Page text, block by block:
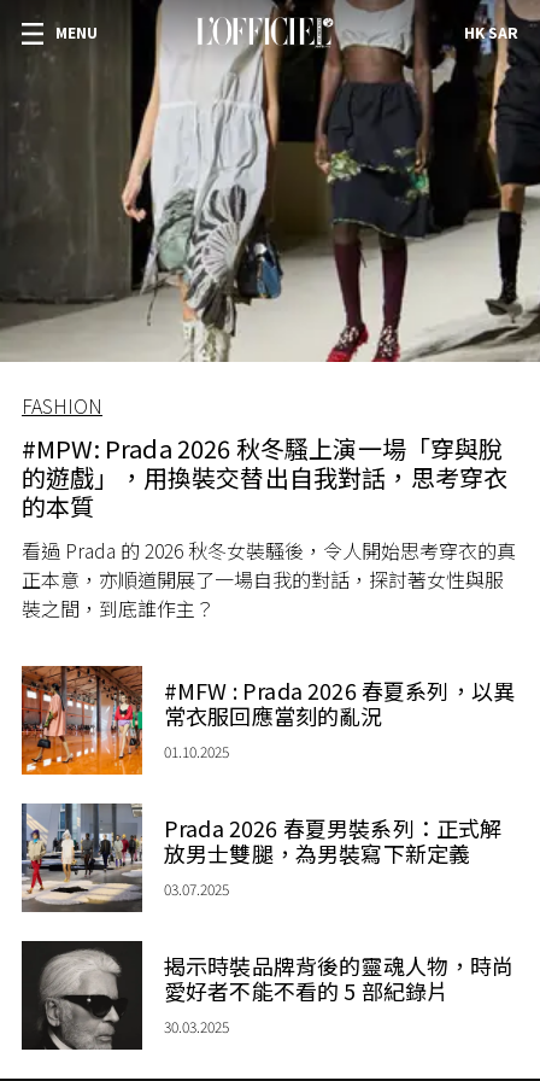
MENU HK SAR
FASHION
#MPW: Prada 2026 秋冬騷上演一場「穿與脫
的遊戲」，用換裝交替出自我對話，思考穿衣
的本質
看過 Prada 的 2026 秋冬女裝騷後，令人開始思考穿衣的真
正本意，亦順道開展了一場自我的對話，探討著女性與服
裝之間，到底誰作主？
#MFW : Prada 2026 春夏系列，以異
常衣服回應當刻的亂況
01.10.2025
Prada 2026 春夏男裝系列：正式解
放男士雙腿，為男裝寫下新定義
03.07.2025
揭示時裝品牌背後的靈魂人物，時尚
愛好者不能不看的 5 部紀錄片
30.03.2025